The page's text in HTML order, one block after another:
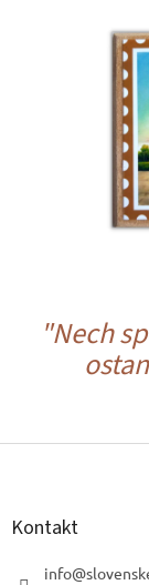
"Nech
Z
Kontakt
info@